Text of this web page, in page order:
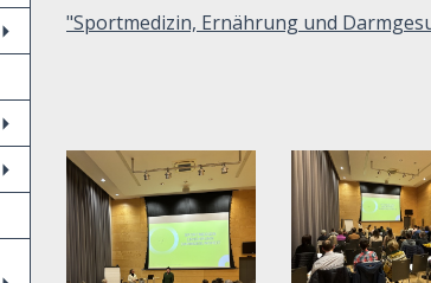
"Sportmedizin, Ernährung und